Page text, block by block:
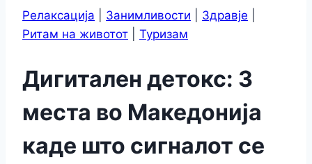
Релаксација Занимливости Здравје
Ритам на животот
Туризам
Дигитален детокс: 3
места во Македонија
каде што сигналот се